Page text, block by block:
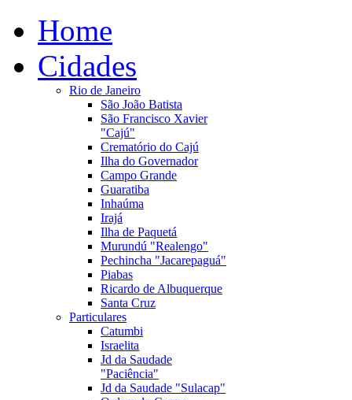
Home
Cidades
Rio de Janeiro
São João Batista
São Francisco Xavier
"Cajú"
Crematório do Cajú
Ilha do Governador
Campo Grande
Guaratiba
Inhaúma
Irajá
Ilha de Paquetá
Murundú "Realengo"
Pechincha "Jacarepaguá"
Piabas
Ricardo de Albuquerque
Santa Cruz
Particulares
Catumbi
Israelita
Jd da Saudade
"Paciência"
Jd da Saudade "Sulacap"